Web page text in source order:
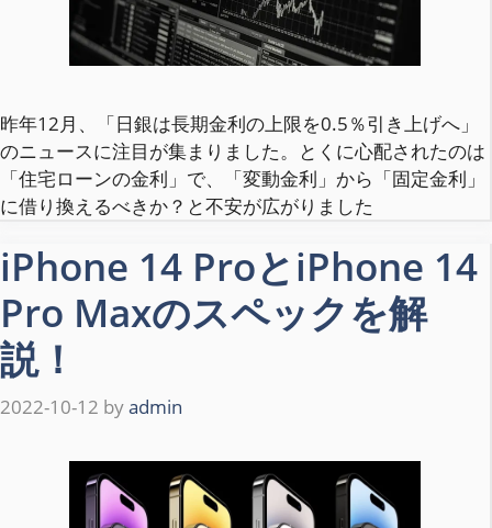
昨年12月、「日銀は長期金利の上限を0.5％引き上げへ」
のニュースに注目が集まりました。とくに心配されたのは
「住宅ローンの金利」で、「変動金利」から「固定金利」
に借り換えるべきか？と不安が広がりました
iPhone 14 ProとiPhone 14
Pro Maxのスペックを解
説！
2022-10-12 byadmin